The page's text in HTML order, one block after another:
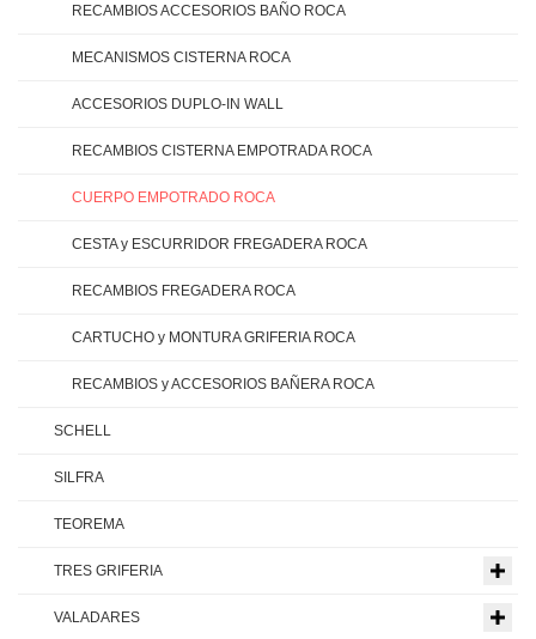
RECAMBIOS ACCESORIOS BAÑO ROCA
MECANISMOS CISTERNA ROCA
ACCESORIOS DUPLO-IN WALL
RECAMBIOS CISTERNA EMPOTRADA ROCA
CUERPO EMPOTRADO ROCA
CESTA y ESCURRIDOR FREGADERA ROCA
RECAMBIOS FREGADERA ROCA
CARTUCHO y MONTURA GRIFERIA ROCA
RECAMBIOS y ACCESORIOS BAÑERA ROCA
SCHELL
SILFRA
TEOREMA
TRES GRIFERIA
VALADARES